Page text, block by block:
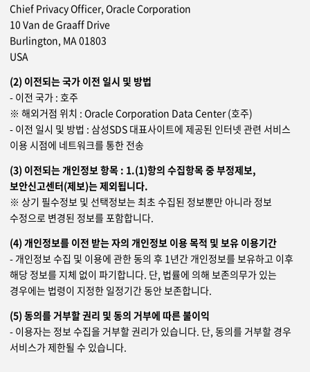
Chief Privacy Officer, Oracle Corporation
10 Van de Graaff Drive
Burlington, MA 01803
USA
(2) 이전되는 국가 이전 일시 및 방법
- 이전 국가 : 호주
※ 해외거점 위치 : Oracle Corporation Data Center (호주)
- 이전 일시 및 방법 : 삼성SDS 대표사이트에 제공된 인터넷 관련 서비스
이용 시점에 네트워크를 통한 전송
(3) 이전되는 개인정보 항목 : 1.(1)항의 수집항목 중 부정제보,
보안신고센터(제보)는 제외됩니다.
※ 상기 필수정보 및 선택정보는 최초 수집된 정보뿐만 아니라 정보
수정으로 변경된 정보를 포함합니다.
(4) 개인정보를 이전 받는 자의 개인정보 이용 목적 및 보유 이용기간
- 개인정보 수집 및 이용에 관한 동의 후 1년간 개인정보를 보유하고 이후
해당 정보를 지체 없이 파기합니다. 단, 법률에 의해 보존의무가 있는
경우에는 법령이 지정한 일정기간 동안 보존합니다.
(5) 동의를 거부할 권리 및 동의 거부에 따른 불이익
- 이용자는 정보 수집을 거부할 권리가 있습니다. 단, 동의를 거부할 경우
서비스가 제한될 수 있습니다.